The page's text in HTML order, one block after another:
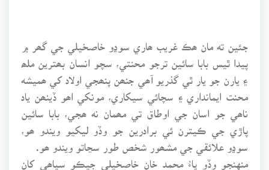
جئين ته مان ھڪ غريب ھاري سوڍو خاصخيلي جي گھر ۾
پيدا ٿيس بابا سائين ترجو محنتي، سچو انسان بھترين ملھ
۽ يارن جو يار ٿي گذريو آھي جنھن پنھجي اولاد کي ھميشه
محنت ايمانداري ۽ سچائي سيکاري، مونکي اھو ڏينھن ياد
ناھي جو اسان جي اوطاق تي مھمان نه ھجي، بابا سائين
پاڙي جي ڪيترن ئي برادرين جو وڏو ليکيو ويندو ھو،
سوڍو علائقي جي مشھور شخص طور سڃاتو ويندو ھو.
منهنجو وڏو ڀاءُ محمد خان خاصخيلي جيڪو سپاھي کان